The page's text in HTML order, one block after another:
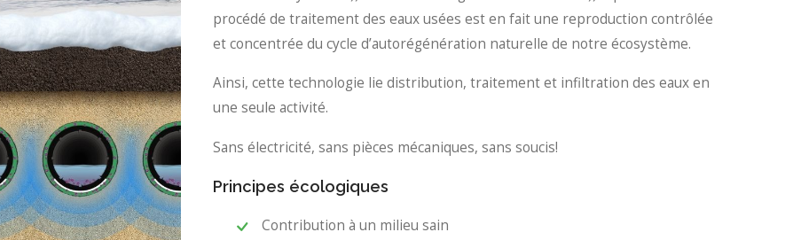
procédé de traitement des eaux usées est en fait une reproduction contrôlée
et concentrée du cycle d’autorégénération naturelle de notre écosystème.
Ainsi, cette technologie lie distribution, traitement et infiltration des eaux en
une seule activité.
Sans électricité, sans pièces mécaniques, sans soucis!
Principes écologiques
Contribution à un milieu sain